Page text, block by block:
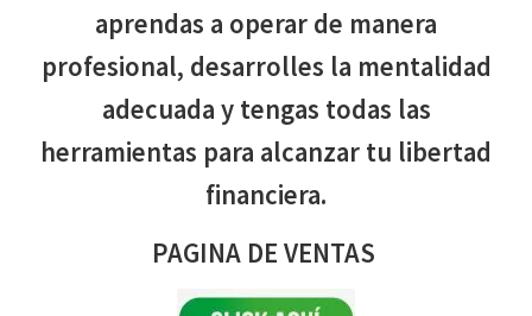
aprendas a operar de manera
profesional, desarrolles la mentalidad
adecuada y tengas todas las
herramientas para alcanzar tu libertad
financiera.
PAGINA DE VENTAS